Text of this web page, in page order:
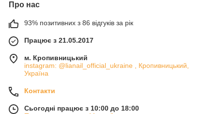
Про нас
93% позитивних з 86 відгуків за рік
Працює з 21.05.2017
м. Кропивницький
instagram: @lianail_official_ukraine , Кропивницький,
Україна
Контакти
Сьогодні працює з 10:00 до 18:00